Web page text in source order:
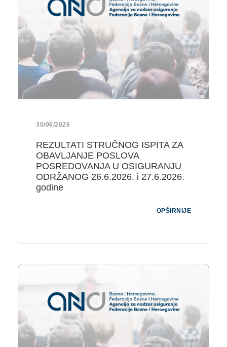
30/06/2026
REZULTATI STRUČNOG ISPITA ZA
OBAVLJANJE POSLOVA
POSREDOVANJA U OSIGURANJU
ODRŽANOG 26.6.2026. i 27.6.2026.
godine
OPŠIRNIJE